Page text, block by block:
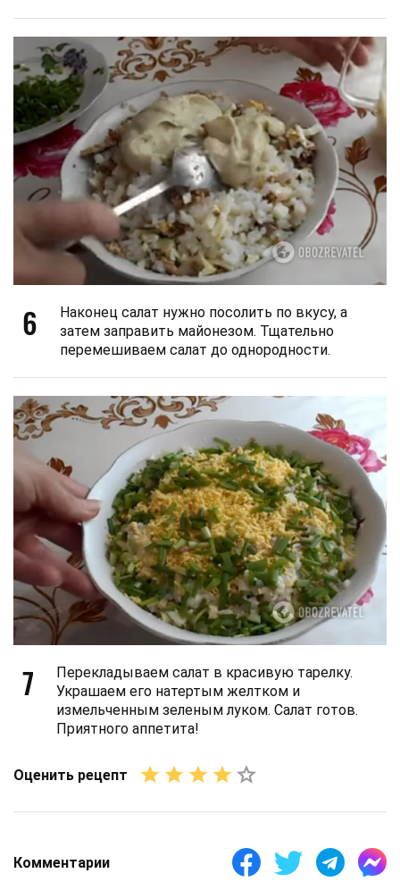
6
Наконец салат нужно посолить по вкусу, а
затем заправить майонезом. Тщательно
перемешиваем салат до однородности.
7
Перекладываем салат в красивую тарелку.
Украшаем его натертым желтком и
измельченным зеленым луком. Салат готов.
Приятного аппетита!
Оценить рецепт
Комментарии